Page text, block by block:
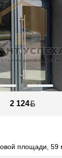
2 124
площади, 59